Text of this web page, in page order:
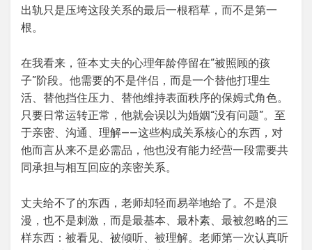
出轨只是压垮这段关系的最后一根稻草，而不是第一
根。
在我看来，笹本丈夫的心理年龄停留在“被照顾的孩
子”阶段。他需要的不是伴侣，而是一个替他打理生
活、替他挡住压力、替他维持表面秩序的保姆式角色。
只要日常运转正常，他就会误以为婚姻“没有问题”。至
于亲密、沟通、理解——这些构成关系核心的东西，对
他而言从来不是必需品，他也没有能力经营一段需要共
同承担与相互回应的亲密关系。
丈夫给不了的东西，老师却轻而易举地给了。不是浪
漫，也不是刺激，而是最基本、最朴素、最被忽略的三
样东西：被看见、被倾听、被理解。老师第一次认真听